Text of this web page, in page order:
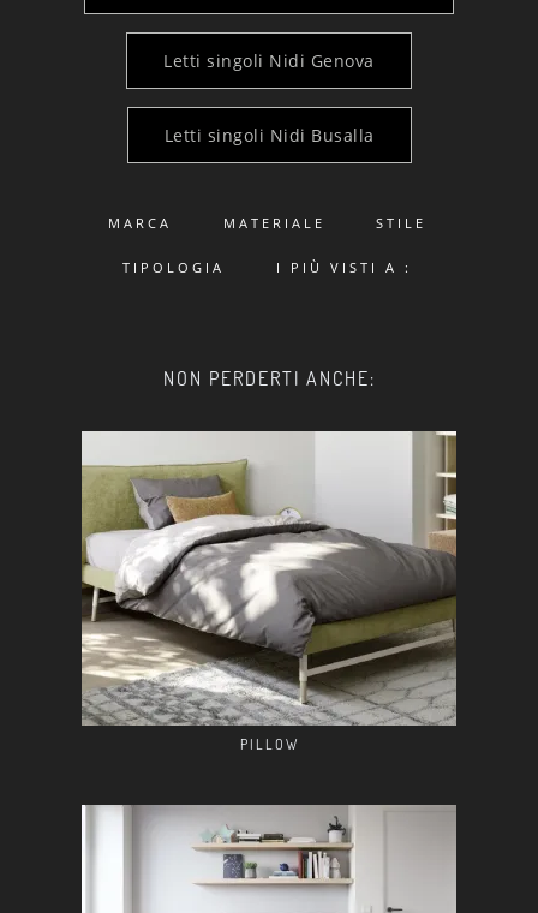
Letti singoli Nidi Genova
Letti singoli Nidi Busalla
MARCA MATERIALE STILE
TIPOLOGIA I PIÙ VISTI A :
NON PERDERTI ANCHE:
PILLOW